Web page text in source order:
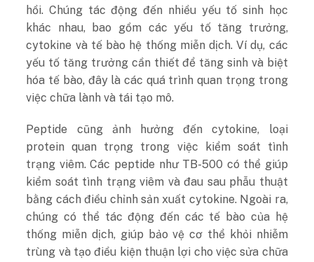
hồi. Chúng tác động đến nhiều yếu tố sinh học
khác nhau, bao gồm các yếu tố tăng trưởng,
cytokine và tế bào hệ thống miễn dịch. Ví dụ, các
yếu tố tăng trưởng cần thiết để tăng sinh và biệt
hóa tế bào, đây là các quá trình quan trọng trong
việc chữa lành và tái tạo mô.
Peptide cũng ảnh hưởng đến cytokine, loại
protein quan trọng trong việc kiểm soát tình
trạng viêm. Các peptide như TB-500 có thể giúp
kiểm soát tình trạng viêm và đau sau phẫu thuật
bằng cách điều chỉnh sản xuất cytokine. Ngoài ra,
chúng có thể tác động đến các tế bào của hệ
thống miễn dịch, giúp bảo vệ cơ thể khỏi nhiễm
trùng và tạo điều kiện thuận lợi cho việc sửa chữa